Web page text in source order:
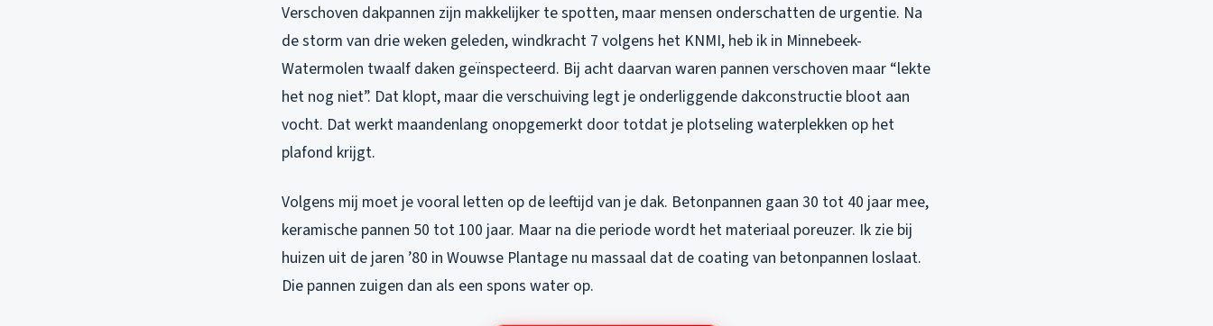
Verschoven dakpannen zijn makkelijker te spotten, maar mensen onderschatten de urgentie. Na
de storm van drie weken geleden, windkracht 7 volgens het KNMI, heb ik in Minnebeek-
Watermolen twaalf daken geïnspecteerd. Bij acht daarvan waren pannen verschoven maar “lekte
het nog niet”. Dat klopt, maar die verschuiving legt je onderliggende dakconstructie bloot aan
vocht. Dat werkt maandenlang onopgemerkt door totdat je plotseling waterplekken op het
plafond krijgt.
Volgens mij moet je vooral letten op de leeftijd van je dak. Betonpannen gaan 30 tot 40 jaar mee,
keramische pannen 50 tot 100 jaar. Maar na die periode wordt het materiaal poreuzer. Ik zie bij
huizen uit de jaren ’80 in Wouwse Plantage nu massaal dat de coating van betonpannen loslaat.
Die pannen zuigen dan als een spons water op.